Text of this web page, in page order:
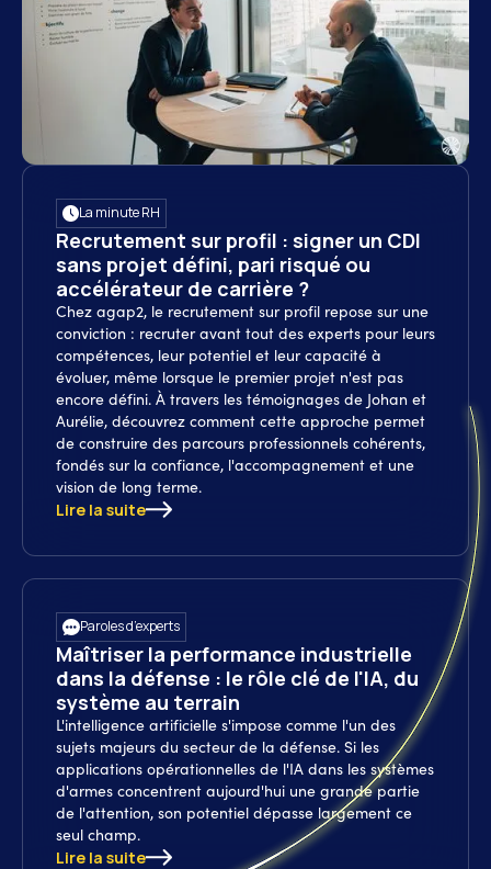
La minute RH
Recrutement sur profil : signer un CDI
sans projet défini, pari risqué ou
accélérateur de carrière ?
Chez agap2, le recrutement sur profil repose sur une
conviction : recruter avant tout des experts pour leurs
compétences, leur potentiel et leur capacité à
évoluer, même lorsque le premier projet n'est pas
encore défini. À travers les témoignages de Johan et
Aurélie, découvrez comment cette approche permet
de construire des parcours professionnels cohérents,
fondés sur la confiance, l'accompagnement et une
vision de long terme.
Lire la suite
Paroles d’experts
Maîtriser la performance industrielle
dans la défense : le rôle clé de l'IA, du
système au terrain
L'intelligence artificielle s'impose comme l'un des
sujets majeurs du secteur de la défense. Si les
applications opérationnelles de l'IA dans les systèmes
d'armes concentrent aujourd'hui une grande partie
de l'attention, son potentiel dépasse largement ce
seul champ.
Lire la suite